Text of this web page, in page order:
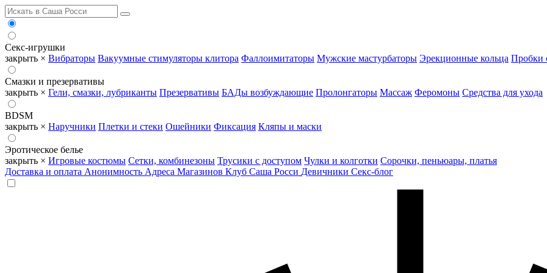
Секс-игрушки
закрыть × Вибраторы Вакуумные стимуляторы клитора Фаллоимитаторы Мужские мастурбаторы Эрекционные кольца Пробки
Смазки и презервативы
закрыть × Гели, смазки, лубриканты Презервативы БАДы возбуждающие Пролонгаторы Массаж Феромоны Средства для ухода
BDSM
закрыть × Наручники Плетки и стеки Ошейники Фиксация Кляпы и маски
Эротическое белье
закрыть × Игровые костюмы Сетки, комбинезоны Трусики с доступом Чулки и колготки Сорочки, пеньюары, платья
Доставка и оплата Анонимность Адреса Магазинов Клуб Саша Росси Девичники Секс-блог